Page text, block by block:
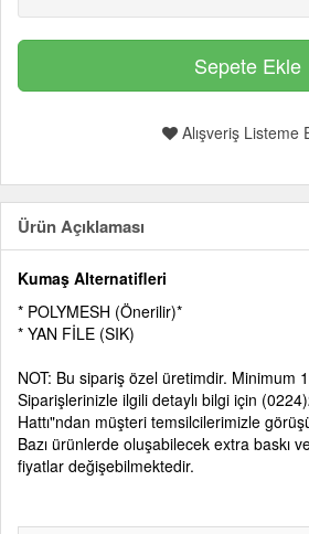
Alışveriş Listeme
Ürün Açıklaması
Kumaş Alternatifleri
* POLYMESH (Önerilir)*
* YAN FİLE (SIK)
NOT: Bu sipariş özel üretimdir. Minimum
Siparişlerinizle ilgili detaylı bilgi için
Hattı"ndan müşteri temsilcilerimizle
Bazı ürünlerde oluşabilecek extra baskı
fiyatlar değişebilmektedir.